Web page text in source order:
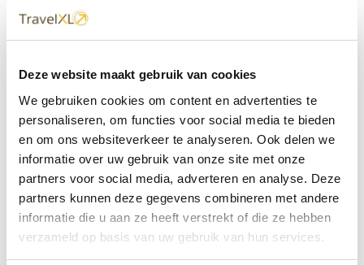
Deze website maakt gebruik van cookies
We gebruiken cookies om content en advertenties te
personaliseren, om functies voor social media te bieden
en om ons websiteverkeer te analyseren. Ook delen we
informatie over uw gebruik van onze site met onze
partners voor social media, adverteren en analyse. Deze
partners kunnen deze gegevens combineren met andere
informatie die u aan ze heeft verstrekt of die ze hebben
verzameld op basis van uw gebruik van hun services.
dichtbij
Met 60+ verkooppunten in Nederland en België staan wij
met onze XL Travelcenters, mobiele reisadviseurs van
TravelXL@Home en deze website altijd voor uw vakantie
klaar.
• Ontzorgen van A-Z • Onafhankelijk advies • Maatwerk •
Bespaar tijd en stress
TravelXLreisbureau's